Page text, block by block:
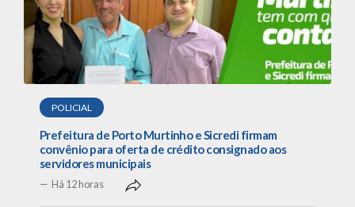
POLICIAL
Prefeitura de Porto Murtinho e Sicredi firmam
convênio para oferta de crédito consignado aos
servidores municipais
Há 12 horas